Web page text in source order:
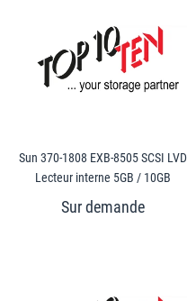
Sun 370-1808 EXB-8505 SCSI LVD
Lecteur interne 5GB / 10GB